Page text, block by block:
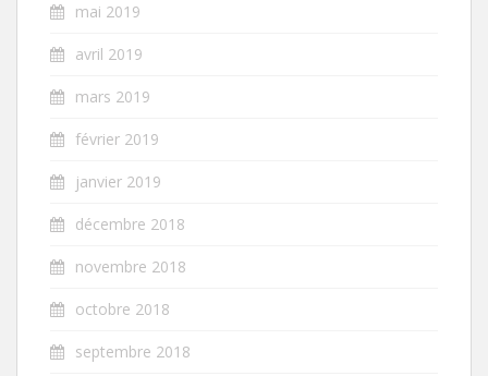
mai 2019
avril 2019
mars 2019
février 2019
janvier 2019
décembre 2018
novembre 2018
octobre 2018
septembre 2018